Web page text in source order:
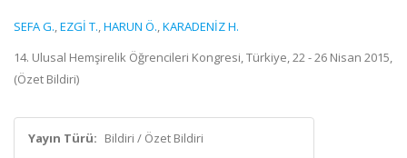
SEFA G.,EZGİ T.,HARUN Ö.,KARADENİZ H.
14. Ulusal Hemşirelik Öğrencileri Kongresi, Türkiye, 22 - 26 Nisan 2015,
(Özet Bildiri)
Yayın Türü: Bildiri / Özet Bildiri